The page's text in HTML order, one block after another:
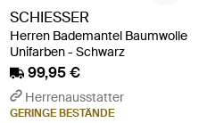
SCHIESSER
Herren Bademantel Baumwolle
Unifarben - Schwarz
99,95 €
Herrenausstatter
GERINGE BESTÄNDE